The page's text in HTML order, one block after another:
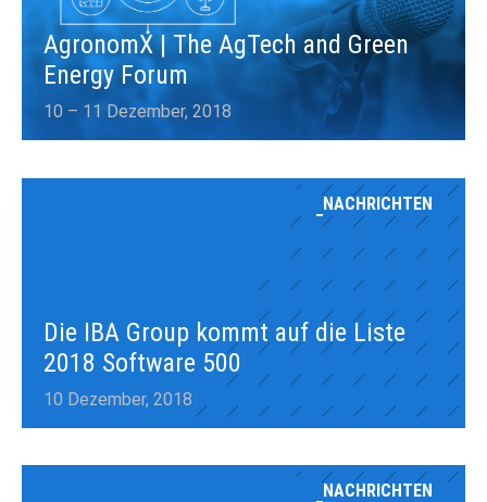
AgronomX | The AgTech and Green
Energy Forum
10 – 11 Dezember, 2018
NACHRICHTEN
Die IBA Group kommt auf die Liste
2018 Software 500
10 Dezember, 2018
NACHRICHTEN